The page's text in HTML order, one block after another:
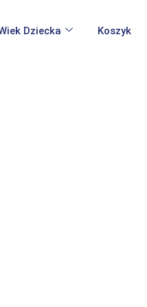
Dziecka Koszyk